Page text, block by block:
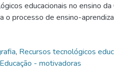
educacionais no ensino
o processo de ensino-
, Recursos tecnológicos
Educação - motivadoras